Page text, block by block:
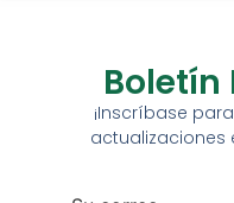
¡Inscríbase
actualizaciones